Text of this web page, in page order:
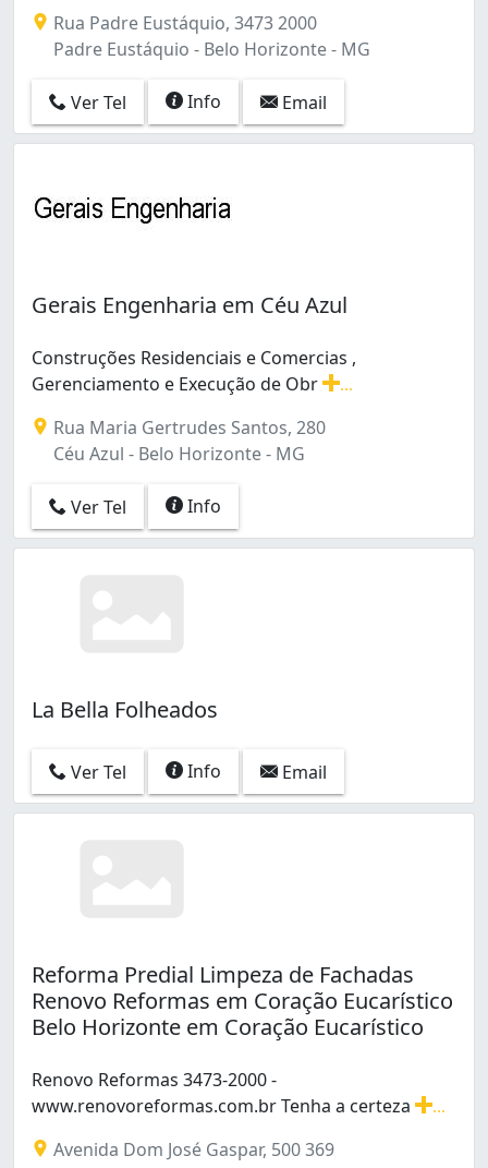
Rua Padre Eustáquio, 3473 2000
Padre Eustáquio - Belo Horizonte - MG
Ver Tel Info Email
Gerais Engenharia em Céu Azul
Construções Residenciais e Comercias ,
Gerenciamento e Execução de Obr
Rua Maria Gertrudes Santos, 280
Céu Azul - Belo Horizonte - MG
Ver Tel Info
La Bella Folheados
Ver Tel Info Email
Reforma Predial Limpeza de Fachadas
Renovo Reformas em Coração Eucarístico
Belo Horizonte em Coração Eucarístico
Renovo Reformas 3473-2000 -
www.renovoreformas.com.br Tenha a certeza
Avenida Dom José Gaspar, 500 369